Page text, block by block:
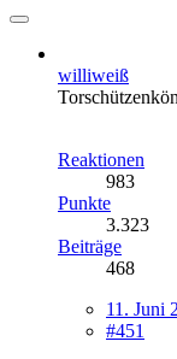
williweiß
Reaktionen
983
Punkte
3.323
Beiträge
468
11. Juni
#451